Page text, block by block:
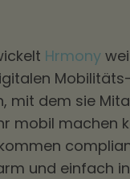
Hrmony
mit dem sie
mobil machen
und einfach